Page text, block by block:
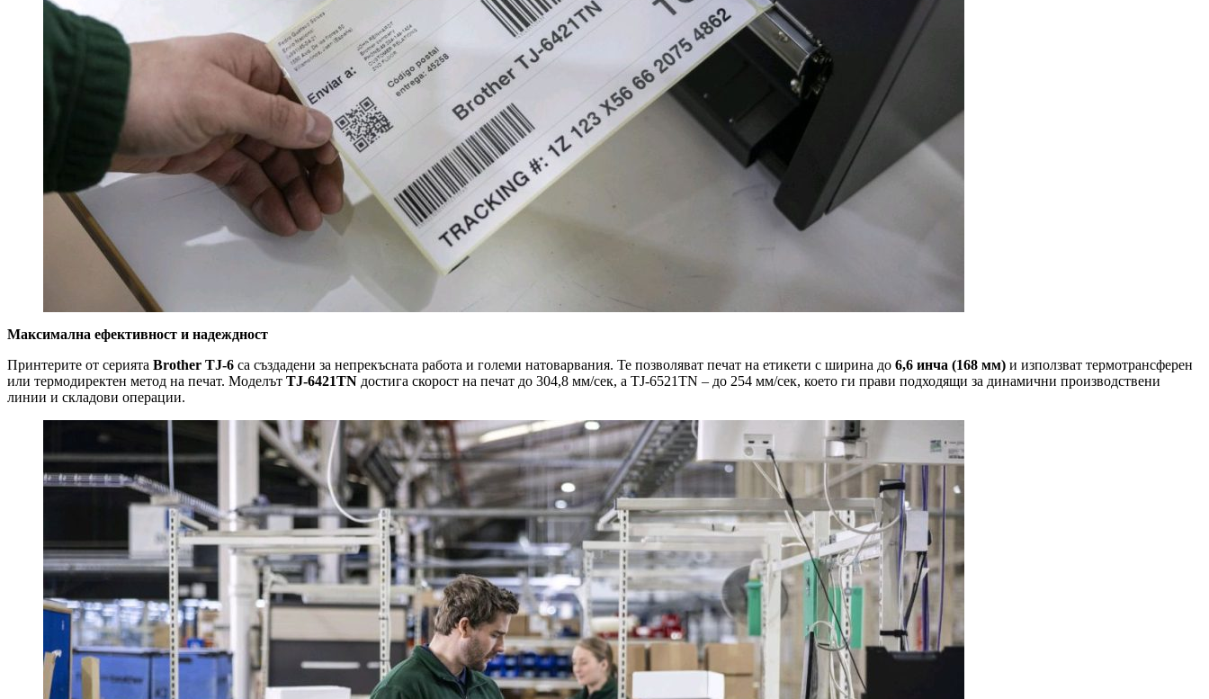
Максимална ефективност и надеждност
Принтерите от серията Brother TJ-6 са създадени за непрекъсната работа и големи натоварвания. Те позволяват печат на етикети с ширина до 6,6 инча (168 мм) и използват термотрансферен
или термодиректен метод на печат. Моделът TJ-6421TN достига скорост на печат до 304,8 мм/сек, а TJ-6521TN – до 254 мм/сек, което ги прави подходящи за динамични производствени
линии и складови операции.